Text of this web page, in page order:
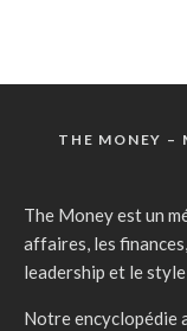
THE MONEY –
The Money est un
affaires, les
leadership et le
Notre encyclopédie